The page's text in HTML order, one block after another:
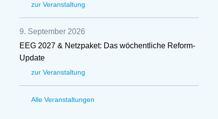
zur Veranstaltung
9. September 2026
EEG 2027 & Netzpaket: Das wöchentliche Reform-
Update
zur Veranstaltung
Alle Veranstaltungen